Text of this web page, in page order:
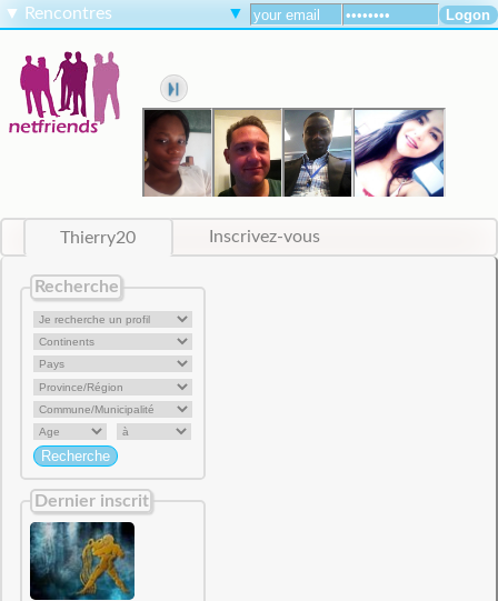
▼ Rencontres ▼
Thierry20 Inscrivez-vous
Recherche
Dernier inscrit